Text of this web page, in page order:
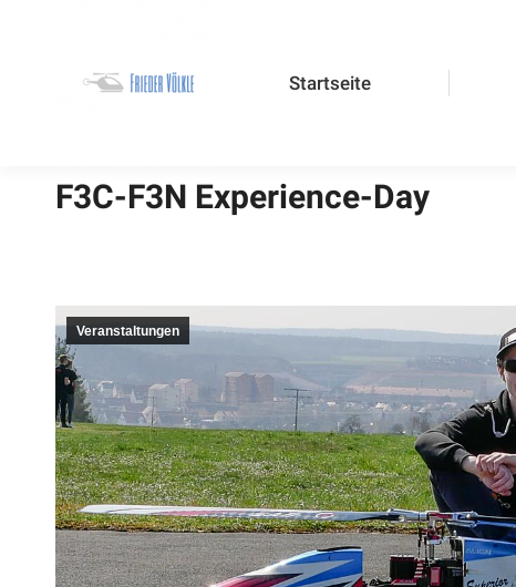
Startseite
F3C-F3N Experience-Day
Veranstaltungen